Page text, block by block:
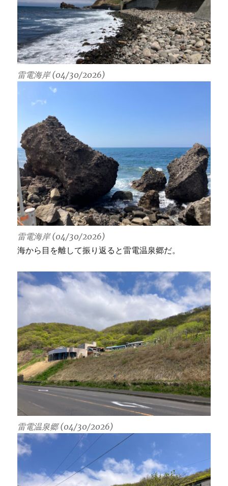
雷電海岸 (04/30/2026)
雷電海岸 (04/30/2026)
海から目を離して振り返ると雷電温泉郷だ。
雷電温泉郷 (04/30/2026)